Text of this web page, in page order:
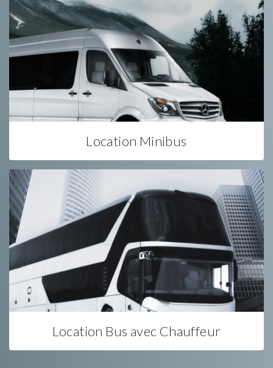
Location Minibus
Location Bus avec Chauffeur